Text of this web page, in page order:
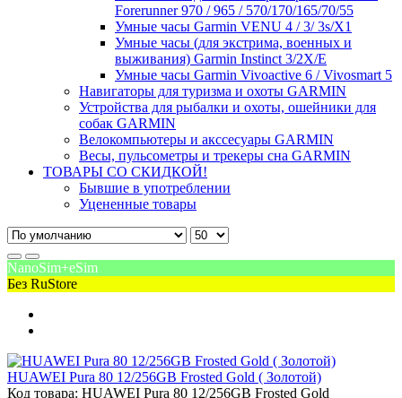
Forerunner 970 / 965 / 570/170/165/70/55
Умные часы Garmin VENU 4 / 3/ 3s/X1
Умные часы (для экстрима, военных и
выживания) Garmin Instinct 3/2X/E
Умные часы Garmin Vivoactive 6 / Vivosmart 5
Навигаторы для туризма и охоты GARMIN
Устройства для рыбалки и охоты, ошейники для
собак GARMIN
Велокомпьютеры и акссесуары GARMIN
Весы, пульсометры и трекеры сна GARMIN
ТОВАРЫ СО СКИДКОЙ!
Бывшие в употреблении
Уцененные товары
NanoSim+eSim
Без RuStore
HUAWEI Pura 80 12/256GB Frosted Gold ( Золотой)
Код товара: HUAWEI Pura 80 12/256GB Frosted Gold